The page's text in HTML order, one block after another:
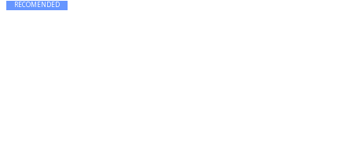
RECOMENDED